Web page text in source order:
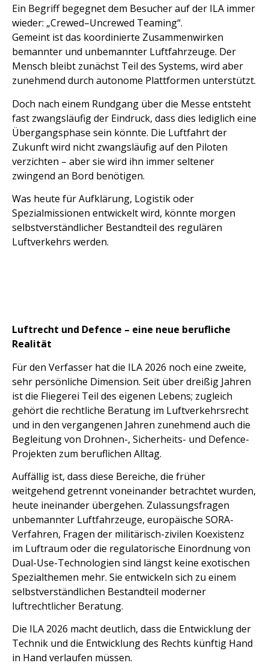
Ein Begriff begegnet dem Besucher auf der ILA immer
wieder: „Crewed–Uncrewed Teaming“.
Gemeint ist das koordinierte Zusammenwirken
bemannter und unbemannter Luftfahrzeuge. Der
Mensch bleibt zunächst Teil des Systems, wird aber
zunehmend durch autonome Plattformen unterstützt.
Doch nach einem Rundgang über die Messe entsteht
fast zwangsläufig der Eindruck, dass dies lediglich eine
Übergangsphase sein könnte. Die Luftfahrt der
Zukunft wird nicht zwangsläufig auf den Piloten
verzichten – aber sie wird ihn immer seltener
zwingend an Bord benötigen.
Was heute für Aufklärung, Logistik oder
Spezialmissionen entwickelt wird, könnte morgen
selbstverständlicher Bestandteil des regulären
Luftverkehrs werden.
Luftrecht und Defence – eine neue berufliche
Realität
Für den Verfasser hat die ILA 2026 noch eine zweite,
sehr persönliche Dimension. Seit über dreißig Jahren
ist die Fliegerei Teil des eigenen Lebens; zugleich
gehört die rechtliche Beratung im Luftverkehrsrecht
und in den vergangenen Jahren zunehmend auch die
Begleitung von Drohnen-, Sicherheits- und Defence-
Projekten zum beruflichen Alltag.
Auffällig ist, dass diese Bereiche, die früher
weitgehend getrennt voneinander betrachtet wurden,
heute ineinander übergehen. Zulassungsfragen
unbemannter Luftfahrzeuge, europäische SORA-
Verfahren, Fragen der militärisch-zivilen Koexistenz
im Luftraum oder die regulatorische Einordnung von
Dual-Use-Technologien sind längst keine exotischen
Spezialthemen mehr. Sie entwickeln sich zu einem
selbstverständlichen Bestandteil moderner
luftrechtlicher Beratung.
Die ILA 2026 macht deutlich, dass die Entwicklung der
Technik und die Entwicklung des Rechts künftig Hand
in Hand verlaufen müssen.